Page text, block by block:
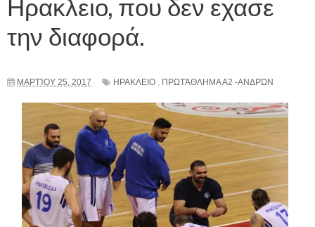
την διαφορά.
ΜΑΡΤΊΟΥ 25, 2017 ΗΡΑΚΛΕΙΟ , ΠΡΩΤΆΘΛΗΜΑ Α2 -ΑΝΔΡΏΝ